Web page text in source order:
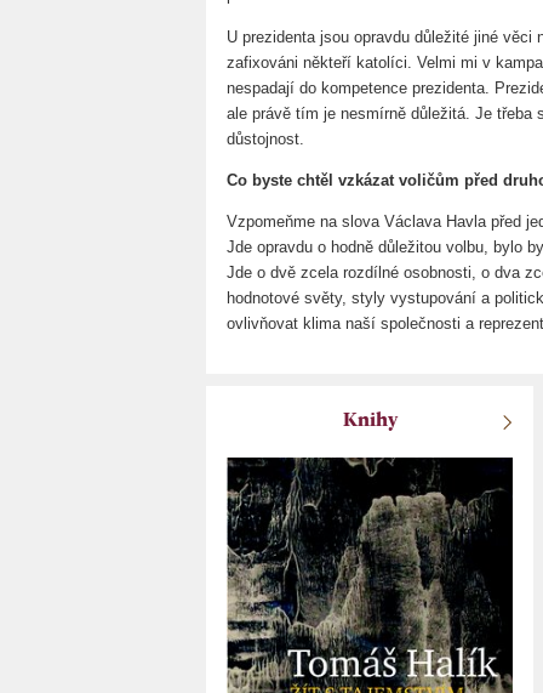
U prezidenta jsou opravdu důležité jiné věci
zafixováni někteří katolíci. Velmi mi v
nespadají do kompetence prezidenta.
ale právě tím je nesmírně důležitá. Je třeba
důstojnost.
Co byste chtěl vzkázat voličům před
Vzpomeňme na slova Václava Havla před
Jde opravdu o hodně důležitou volbu, bylo
Jde o dvě zcela rozdílné osobnosti, o dva
hodnotové světy, styly vystupování a
ovlivňovat klima naší společnosti a
Knihy